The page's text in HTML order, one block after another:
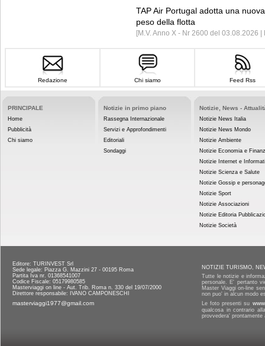
TAP Air Portugal adotta una
peso della flotta
[M.V. Anno X - Nr 2600 del 03.08.2026
Redazione Chi siamo Feed Rss
PRINCIPALE
Home
Pubblicità
Chi siamo
Notizie in primo piano
Rassegna Internazionale
Servizi e Approfondimenti
Editoriali
Sondaggi
Notizie, News -
Notizie News Italia
Notizie News Mondo
Notizie Ambiente
Notizie Economia e
Notizie Internet e
Notizie Scienza e Salute
Notizie Gossip e
Notizie Sport
Notizie Associazioni
Notizie Editoria
Notizie Società
Editore: TURINVEST Srl
Sede legale: Piazza G. Mazzini 27 - 00195 Roma
Partita Iva nr. 01368541007
Codice Fiscale: 05179980585
Masterviaggi on line - Aut. Trib. Roma n. 330 del 19/07/2000
Direttore responsabile: IVANO CAMPONESCHI
masterviaggi1977@gmail.com
NOTIZIE TURISMO,
Tutte le notizie e
personale. E' pertanto
Master Viaggi on-line
non puo' in alcun modo
Le foto presenti su
qualcosa in contrario
provvedera'